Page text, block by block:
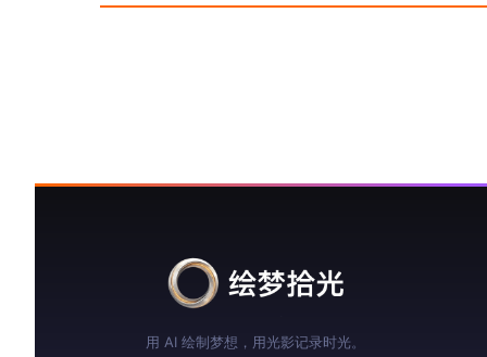
用 AI 绘制梦想，用光影记录时光。